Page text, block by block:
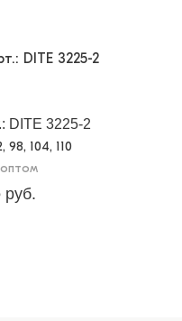
DITE 3225-2
98, 104, 110
руб.